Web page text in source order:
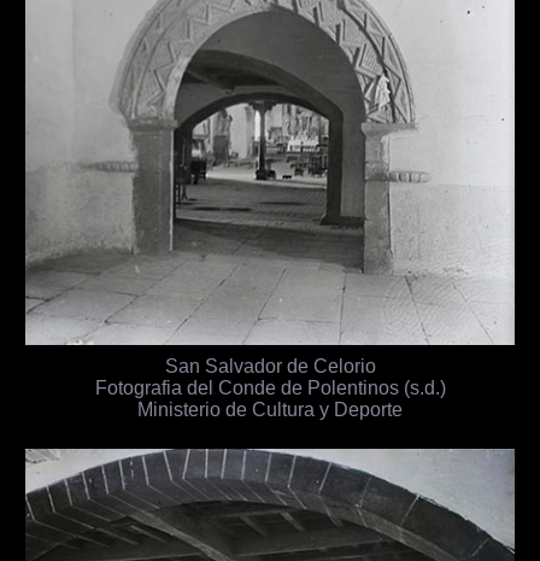
San Salvador de Celorio
Fotografia del Conde de Polentinos (s.d.)
Ministerio de Cultura y Deporte